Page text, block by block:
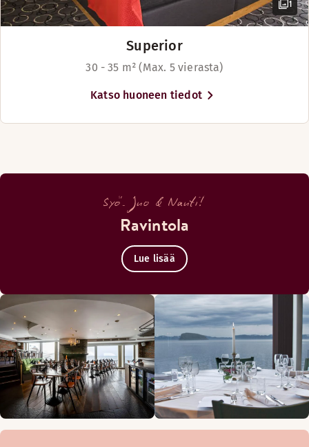
1
Superior
30 - 35 m² (Max. 5 vierasta)
Katso huoneen tiedot
Syö. Juo & Nauti!
Ravintola
Lue lisää